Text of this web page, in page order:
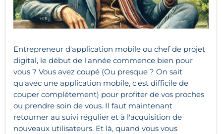
Entrepreneur d'application mobile ou chef de projet
digital, le début de l'année commence bien pour
vous ? Vous avez coupé (Ou presque ? On sait
qu'avec une application mobile, c'est difficile de
couper complétement) pour profiter de vos proches
ou prendre soin de vous. Il faut maintenant
retourner au suivi régulier et à l'acquisition de
nouveaux utilisateurs. Et là, quand vous vous